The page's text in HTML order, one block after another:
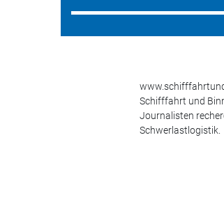
Schifffahrt und
Journalisten
Schwerlastlogistik.